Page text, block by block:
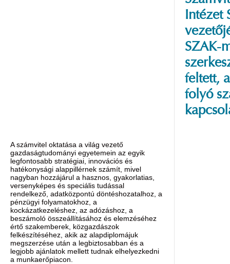
A számvitel oktatása a világ vezető
gazdaságtudományi egyetemein az egyik
legfontosabb stratégiai, innovációs és
hatékonysági alappillérnek számít, mivel
nagyban hozzájárul a hasznos, gyakorlatias,
versenyképes és speciális tudással
rendelkező, adatközpontú döntéshozatalhoz, a
pénzügyi folyamatokhoz, a
kockázatkezeléshez, az adózáshoz, a
beszámoló összeállításához és elemzéséhez
értő szakemberek, közgazdászok
felkészítéséhez, akik az alapdiplomájuk
megszerzése után a legbiztosabban és a
legjobb ajánlatok mellett tudnak elhelyezkedni
a munkaerőpiacon.
Intézet
SZAK-
feltett,
folyó